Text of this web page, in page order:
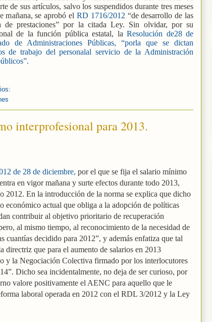
de sus artículos, salvo los suspendidos durante tres meses
se aprobó el RD 1716/2012 “de desarrollo de las
de prestaciones” por la citada Ley. Sin olvidar, por su
de la función pública estatal, laResolución de28 de
de Administraciones Públicas, “porla que se dictan
de trabajo del personalal servicio de la Administración
interprofesional para 2013.
de 28 de diciembre, por el que se fija el salario mínimo
en vigor mañana y surte efectos durante todo 2013,
2012. En la introducción de la norma se explica que dicho
económico actual que obliga a la adopción de políticas
contribuir al objetivo prioritario de recuperación
al mismo tiempo, al reconocimiento de la necesidad de
cuantías decidido para 2012”, y además enfatiza que tal
directriz que para el aumento de salarios en 2013
y la Negociación Colectiva firmado por los interlocutores
Dicho sea incidentalmente, no deja de ser curioso, por
valore positivamente el AENC para aquello que le
laboral operada en 2012 con el RDL 3/2012 y la Ley